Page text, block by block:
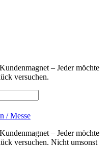
– Jeder möchte
versuchen.
/ Messe
– Jeder möchte
versuchen. Nicht umsonst